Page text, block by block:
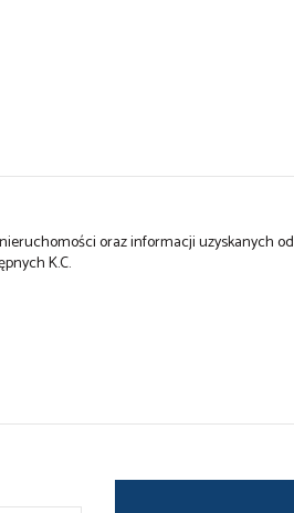
oraz informacji uzyskanych od
K.C.